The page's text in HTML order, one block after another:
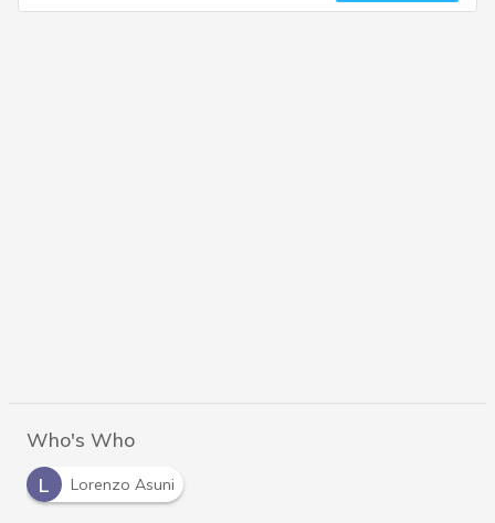
Who's Who
L
Lorenzo Asuni